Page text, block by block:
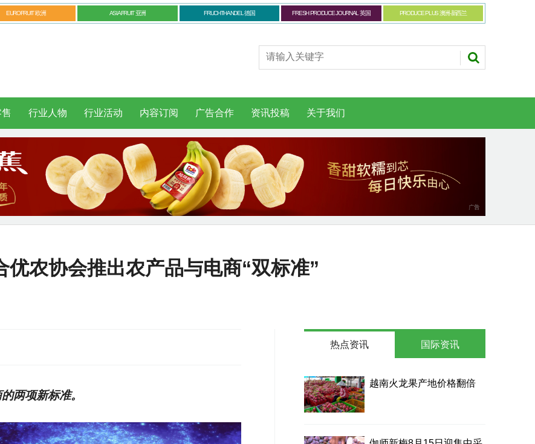
EUROFRUIT 欧洲 ASIAFRUIT 亚洲 FRUCHTHANDEL 德国 FRESH PRODUCE JOURNAL 英国 PRODUCE PLUS 澳洲-新西兰
行业人物 行业活动 内容订阅 广告合作 资讯投稿 关于我们
优农协会推出农产品与电商“双标准”
两项新标准。
热点资讯
越南火龙果产地价格翻倍
国际资讯